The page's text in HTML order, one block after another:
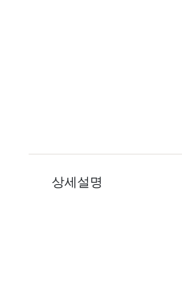
상세설명